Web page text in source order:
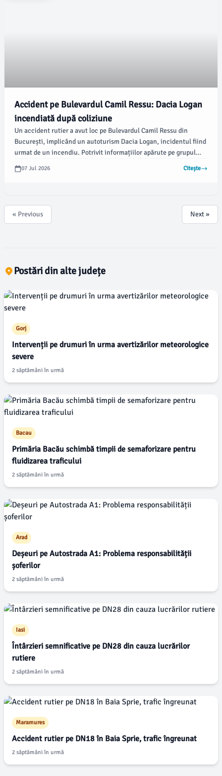
Accident pe Bulevardul Camil Ressu: Dacia Logan
incendiată după coliziune
Un accident rutier a avut loc pe Bulevardul Camil Ressu din
București, implicând un autoturism Dacia Logan, incidentul fiind
urmat de un incendiu. Potrivit informațiilor apărute pe grupul
Info Trafic București și Ilfov, ocupanții vehiculului au reușit să se
evacueze în siguranță înainte ca flăcările să se extindă.
07 Jul 2026 Citește
« Previous Next »
Postări din alte județe
Gorj
Intervenții pe drumuri în urma avertizărilor meteorologice
severe
2 săptămâni în urmă
Bacau
Primăria Bacău schimbă timpii de semaforizare pentru
fluidizarea traficului
2 săptămâni în urmă
Arad
Deșeuri pe Autostrada A1: Problema responsabilității
șoferilor
2 săptămâni în urmă
Iasi
Întârzieri semnificative pe DN28 din cauza lucrărilor
rutiere
2 săptămâni în urmă
Maramures
Accident rutier pe DN18 în Baia Sprie, trafic îngreunat
2 săptămâni în urmă